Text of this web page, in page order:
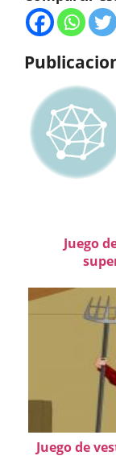
Juego
Juego de